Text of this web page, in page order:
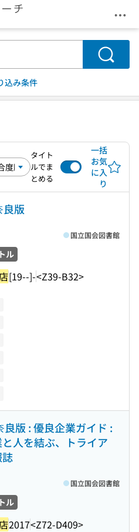
メ
検索
込み条件
タイト
ルでま
とめる
一括
お気
に入
り
良版
ル
[19--]-<Z39-B32>
国立国会図書館
良版 : 優良企業ガイド :
人を結ぶ、トライア
ル
2017<Z72-D409>
国立国会図書館